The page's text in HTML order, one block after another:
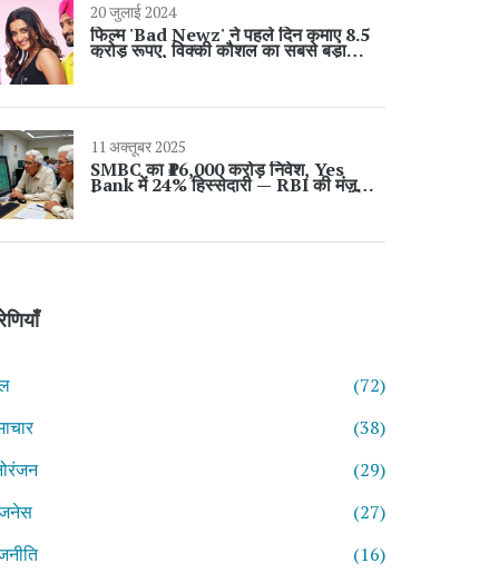
20 जुलाई 2024
फिल्म 'Bad Newz' ने पहले दिन कमाए 8.5
करोड़ रूपए, विक्की कौशल का सबसे बड़ा
ओपनर
11 अक्तूबर 2025
SMBC का ₹16,000 करोड़ निवेश, Yes
Bank में 24% हिस्सेदारी — RBI की मंज़ूरी
के साथ
(72)
(38)
(29)
(27)
(16)